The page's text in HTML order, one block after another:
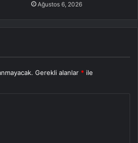
Ağustos 6, 2026
Gerekli alanlar * ile